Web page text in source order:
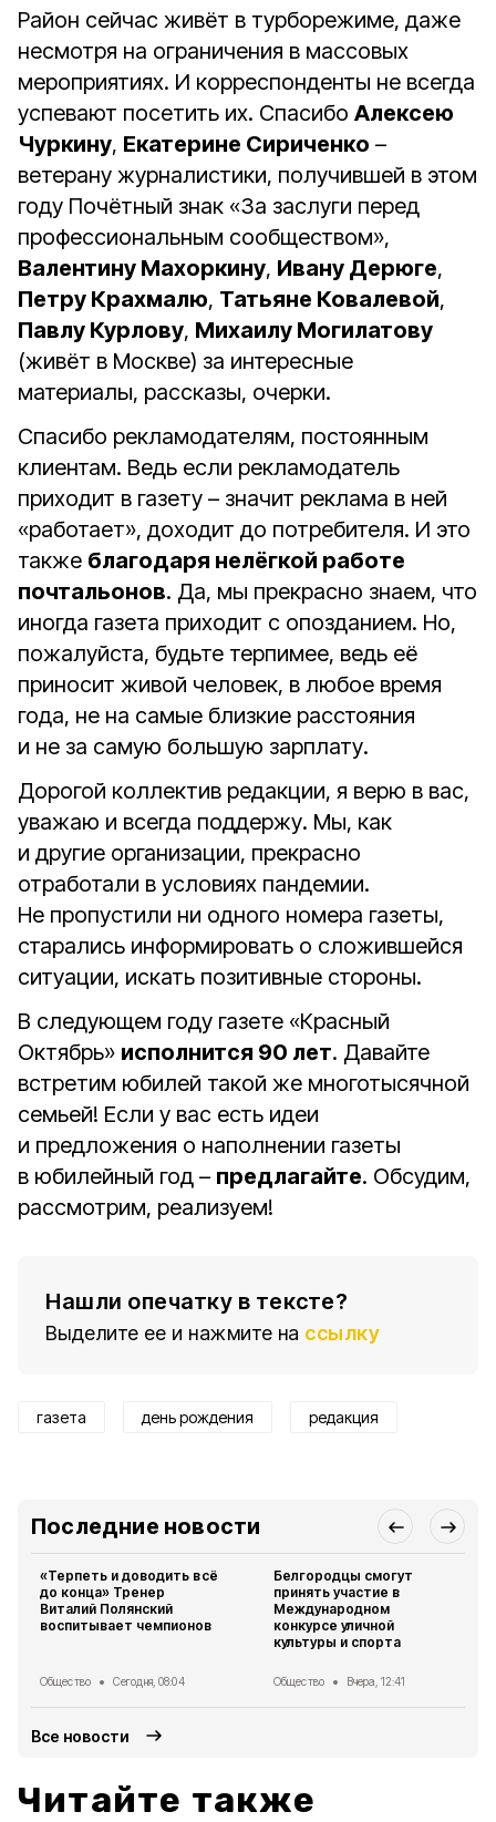
Район сейчас живёт в турборежиме, даже
несмотря на ограничения в массовых
мероприятиях. И корреспонденты не всегда
успевают посетить их. Спасибо Алексею
Чуркину, Екатерине Сириченко –
ветерану журналистики, получившей в этом
году Почётный знак «За заслуги перед
профессиональным сообществом»,
Валентину Махоркину, Ивану Дерюге,
Петру Крахмалю, Татьяне Ковалевой,
Павлу Курлову, Михаилу Могилатову
(живёт в Москве) за интересные
материалы, рассказы, очерки.
Спасибо рекламодателям, постоянным
клиентам. Ведь если рекламодатель
приходит в газету – значит реклама в ней
«работает», доходит до потребителя. И это
также благодаря нелёгкой работе
почтальонов. Да, мы прекрасно знаем, что
иногда газета приходит с опозданием. Но,
пожалуйста, будьте терпимее, ведь её
приносит живой человек, в любое время
года, не на самые близкие расстояния
и не за самую большую зарплату.
Дорогой коллектив редакции, я верю в вас,
уважаю и всегда поддержу. Мы, как
и другие организации, прекрасно
отработали в условиях пандемии.
Не пропустили ни одного номера газеты,
старались информировать о сложившейся
ситуации, искать позитивные стороны.
В следующем году газете «Красный
Октябрь» исполнится 90 лет. Давайте
встретим юбилей такой же многотысячной
семьей! Если у вас есть идеи
и предложения о наполнении газеты
в юбилейный год – предлагайте. Обсудим,
рассмотрим, реализуем!
Нашли опечатку в тексте?
Выделите ее и нажмите на ссылку
газета день рождения редакция
Последние новости
«Терпеть и доводить всё
до конца» Тренер
Виталий Полянский
воспитывает чемпионов
Общество Сегодня, 08:04
Белгородцы смогут
принять участие в
Международном
конкурсе уличной
культуры и спорта
Общество Вчера, 12:41
Все новости
Читайте также